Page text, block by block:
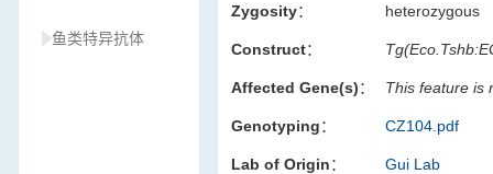
鱼类特异抗体
Zygosity： heterozygous
Construct：
Affected Gene(s)： This feature is
Genotyping： CZ104.pdf
Lab of Origin： Gui Lab